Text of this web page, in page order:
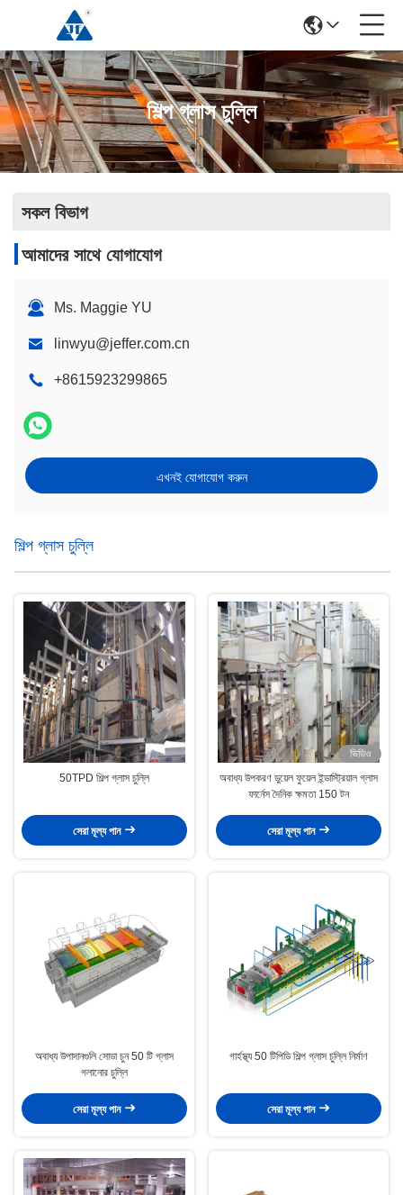
শিল্প গ্লাস চুল্লি
সকল বিভাগ
আমাদের সাথে যোগাযোগ
Ms. Maggie YU
linwyu@jeffer.com.cn
+8615923299865
এখনই যোগাযোগ করুন
শিল্প গ্লাস চুল্লি
50TPD শিল্প গ্লাস চুল্লি
সেরা মূল্য পান
ভিডিও
অবাধ্য উপকরণ ডুয়েল ফুয়েল ইন্ডাস্ট্রিয়াল গ্লাস
ফার্নেস দৈনিক ক্ষমতা 150 টন
সেরা মূল্য পান
অবাধ্য উপাদানগুলি সোডা চুন 50 টি গ্লাস
গলানোর চুল্লি
সেরা মূল্য পান
গার্হস্থ্য 50 টিপিডি শিল্প গ্লাস চুল্লি নির্মাণ
সেরা মূল্য পান